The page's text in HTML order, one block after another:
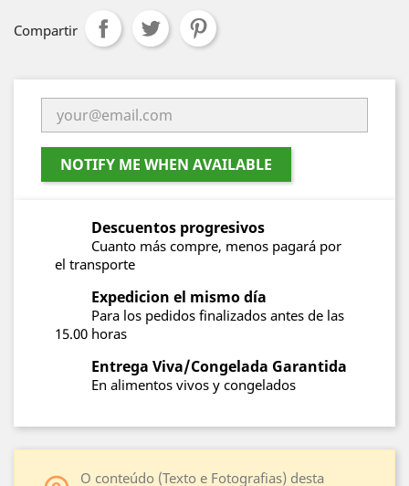
Compartir
NOTIFY ME WHEN AVAILABLE
Descuentos progresivos
Cuanto más compre, menos pagará por
el transporte
Expedicion el mismo día
Para los pedidos finalizados antes de las
15.00 horas
Entrega Viva/Congelada Garantida
En alimentos vivos y congelados
O conteúdo (Texto e Fotografias) desta